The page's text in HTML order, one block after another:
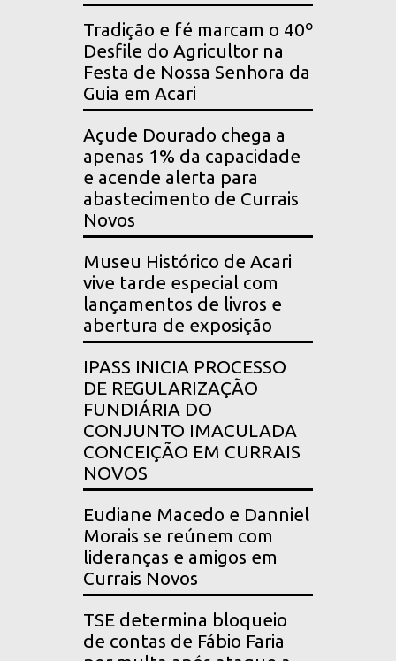
Tradição e fé marcam o 40º
Desfile do Agricultor na
Festa de Nossa Senhora da
Guia em Acari
Açude Dourado chega a
apenas 1% da capacidade
e acende alerta para
abastecimento de Currais
Novos
Museu Histórico de Acari
vive tarde especial com
lançamentos de livros e
abertura de exposição
IPASS INICIA PROCESSO
DE REGULARIZAÇÃO
FUNDIÁRIA DO
CONJUNTO IMACULADA
CONCEIÇÃO EM CURRAIS
NOVOS
Eudiane Macedo e Danniel
Morais se reúnem com
lideranças e amigos em
Currais Novos
TSE determina bloqueio
de contas de Fábio Faria